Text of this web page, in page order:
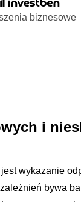
biznesowe
i
wykazanie
bywa